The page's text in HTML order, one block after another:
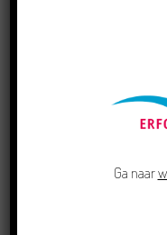
Crowdfunding voor
Groningse liedjes
Ga naar